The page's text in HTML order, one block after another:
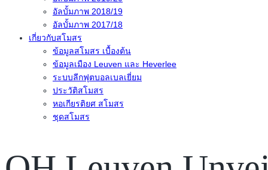
อัลบั้มภาพ 2018/19
อัลบั้มภาพ 2017/18
เกี่ยวกับสโมสร
ข้อมูลสโมสร เบื้องต้น
ข้อมูลเมือง Leuven และ Heverlee
ระบบลีกฟุตบอลเบลเยี่ยม
ประวัติสโมสร
หอเกียรติยศ สโมสร
ชุดสโมสร